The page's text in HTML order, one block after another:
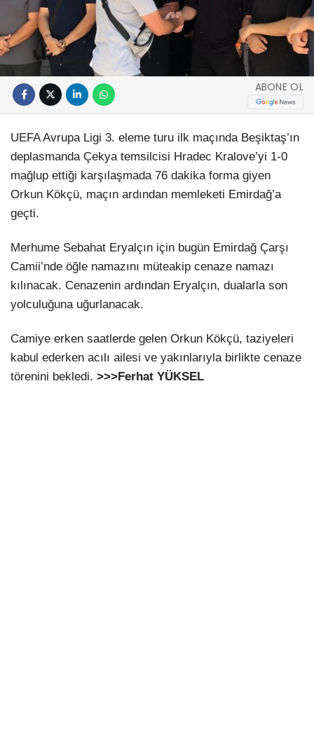
ABONE OL
UEFA Avrupa Ligi 3. eleme turu ilk maçında Beşiktaş’ın
deplasmanda Çekya temsilcisi Hradec Kralove’yi 1-0
mağlup ettiği karşılaşmada 76 dakika forma giyen
Orkun Kökçü, maçın ardından memleketi Emirdağ’a
geçti.
Merhume Sebahat Eryalçın için bugün Emirdağ Çarşı
Camii’nde öğle namazını müteakip cenaze namazı
kılınacak. Cenazenin ardından Eryalçın, dualarla son
yolculuğuna uğurlanacak.
Camiye erken saatlerde gelen Orkun Kökçü, taziyeleri
kabul ederken acılı ailesi ve yakınlarıyla birlikte cenaze
törenini bekledi. >>>Ferhat YÜKSEL